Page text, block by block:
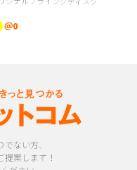
＠0
ない方、
提案します！